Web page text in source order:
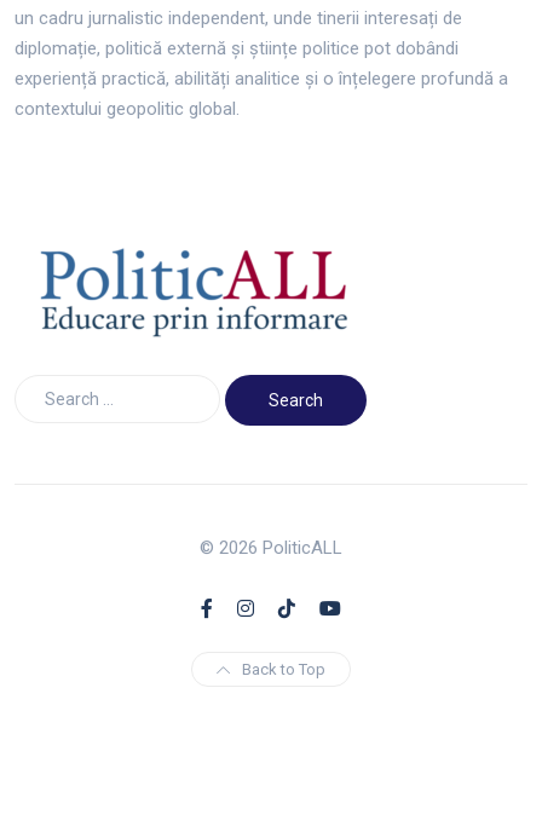
un cadru jurnalistic independent, unde tinerii interesați de
diplomație, politică externă și științe politice pot dobândi
experiență practică, abilități analitice și o înțelegere profundă a
contextului geopolitic global.
© 2026 PoliticALL
Back to Top